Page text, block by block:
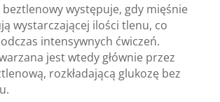
występuje, gdy mięśnie
wystarczającej ilości tlenu, co
intensywnych ćwiczeń.
jest wtedy głównie przez
rozkładającą glukozę bez